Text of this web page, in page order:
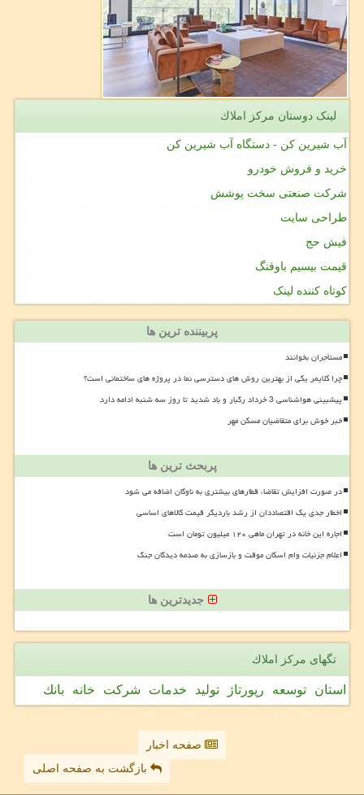
لینک دوستان مركز املاك
آب شیرین کن - دستگاه آب شیرین کن
خرید و فروش خودرو
شرکت صنعتی سخت پوشش
طراحی سایت
فیش حج
قیمت بیسیم باوفنگ
کوتاه کننده لینک
پربیننده ترین ها
مستأجران بخوانند
چرا کلایمر یکی از بهترین روش های دسترسی نما در پروژه های ساختمانی است؟
پیشبینی هواشناسی 3 خرداد رگبار و باد شدید تا روز سه شنبه ادامه دارد
خبر خوش برای متقاضیان مسکن مهر
پربحث ترین ها
در صورت افزایش تقاضا، قطارهای بیشتری به ناوگان اضافه می شود
اخطار جدی یک اقتصاددان از رشد باردیگر قیمت کالاهای اساسی
اجاره این خانه در تهران ماهی ۱۲۰ میلیون تومان است
اعلام جزئیات وام اسکان موقت و بازسازی به صدمه دیدگان جنگ
جدیدترین ها
تگهای مركز املاك
استان توسعه رپورتاژ تولید خدمات شركت خانه بانك
صفحه اخبار
بازگشت به صفحه اصلی